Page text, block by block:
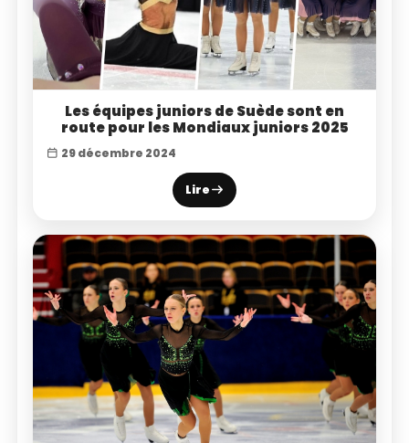
Les équipes juniors de Suède sont en
route pour les Mondiaux juniors 2025
29 décembre 2024
Lire